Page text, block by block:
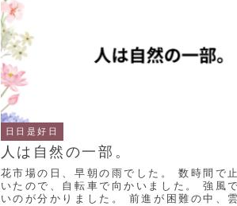
日日是好日
人は自然の一部。
花市場の日、早朝の雨でした。 数時間で
いたので、自転車で向かいました。 強風
いのが分かりました。 前進が困難の中、